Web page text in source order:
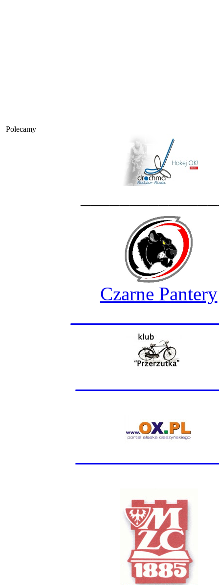
Polecamy
Czarne Pantery